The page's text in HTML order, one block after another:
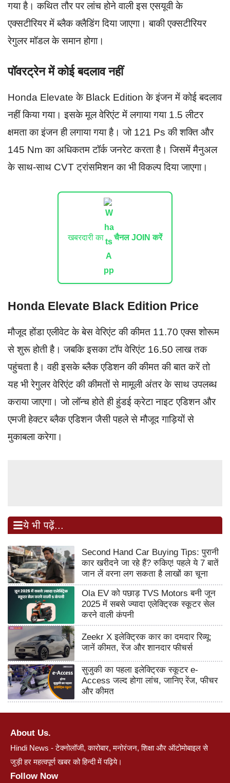
गया है। कथित तौर पर लांच होने वाली इस एसयूवी के
एक्सटीरियर में ब्लैक क्लैडिंग दिया जाएगा। बाकी एक्सटीरियर
रेगुलर मॉडल के समान होगा।
पॉवरट्रेन में कोई बदलाव नहीं
Honda Elevate के Black Edition के इंजन में कोई बदलाव
नहीं किया गया। इसके मूल वेरिएंट में लगाया गया 1.5 लीटर
क्षमता का इंजन ही लगाया गया है। जो 121 Ps की शक्ति और
145 Nm का अधिकतम टॉर्क जनरेट करता है। जिसमें मैनुअल
के साथ-साथ CVT ट्रांसमिशन का भी विकल्प दिया जाएगा।
खबरदारी का चैनल JOIN करें
Honda Elevate Black Edition Price
मौजूद होंडा एलीवेट के बेस वेरिएंट की कीमत 11.70 एक्स शोरूम
से शुरू होती है। जबकि इसका टॉप वेरिएंट 16.50 लाख तक
पहुंचता है। वही इसके ब्लैक एडिशन की कीमत की बात करें तो
यह भी रेगुलर वेरिएंट की कीमतों से मामूली अंतर के साथ उपलब्ध
कराया जाएगा। जो लॉन्च होते ही हुंडई क्रेटा नाइट एडिशन और
एमजी हेक्टर ब्लैक एडिशन जैसी पहले से मौजूद गाड़ियों से
मुकाबला करेगा।
ये भी पढ़ें...
Second Hand Car Buying Tips: पुरानी
कार खरीदने जा रहे हैं? रुकिए! पहले ये 7 बातें
जान लें वरना लग सकता है लाखों का चूना
Ola EV को पछाड़ TVS Motors बनी जून
2025 में सबसे ज्यादा एलेक्ट्रिक स्कूटर सेल
करने वाली कंपनी
Zeekr X इलेक्ट्रिक कार का दमदार रिव्यू:
जानें कीमत, रेंज और शानदार फीचर्स
सुजुकी का पहला इलेक्ट्रिक स्कूटर e-
Access जल्द होगा लांच, जानिए रेंज, फीचर
और कीमत
About Us.
Hindi News - टेक्नोलॉजी, कारोबार, मनोरंजन, शिक्षा और ऑटोमोबाइल से
जुड़ी हर महत्वपूर्ण खबर को हिन्दी में पढ़िये।
Follow Now